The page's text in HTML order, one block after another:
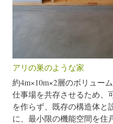
アリの巣のような家
約4m×10m×2層のボリュー
仕事場を共存させるため、
を作らず、既存の構造体と
に、最小限の機能空間を住